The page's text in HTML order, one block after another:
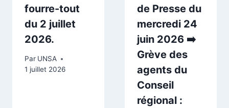
fourre-tout
du 2 juillet
2026.
Par UNSA
1 juillet 2026
de Presse du
mercredi 24
juin 2026 ➡️
Grève des
agents du
Conseil
régional :